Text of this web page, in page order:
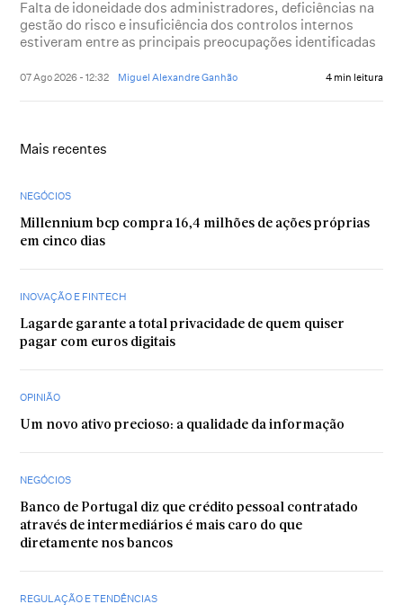
Falta de idoneidade dos administradores, deficiências na
gestão do risco e insuficiência dos controlos internos
estiveram entre as principais preocupações identificadas
07 Ago 2026 - 12:32 Miguel Alexandre Ganhão 4 min leitura
Mais recentes
NEGÓCIOS
Millennium bcp compra 16,4 milhões de ações próprias
em cinco dias
INOVAÇÃO E FINTECH
Lagarde garante a total privacidade de quem quiser
pagar com euros digitais
OPINIÃO
Um novo ativo precioso: a qualidade da informação
NEGÓCIOS
Banco de Portugal diz que crédito pessoal contratado
através de intermediários é mais caro do que
diretamente nos bancos
REGULAÇÃO E TENDÊNCIAS